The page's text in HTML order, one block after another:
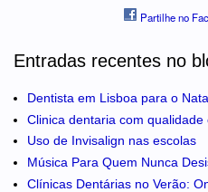
Partilhe no
Entradas recentes no
Dentista em Lisboa para o
Clinica dentaria com qualidade
Uso de Invisalign nas escolas
Música Para Quem Nunca
Clínicas Dentárias no Verão: